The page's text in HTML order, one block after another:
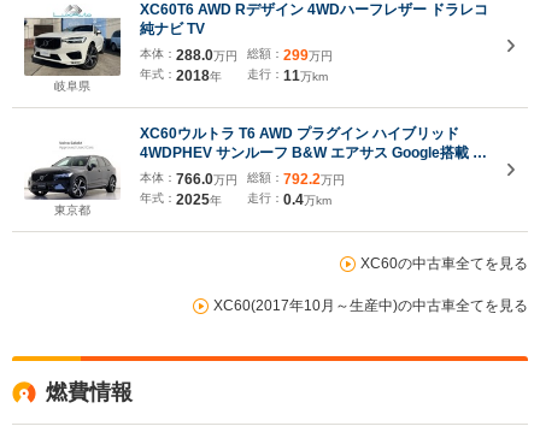
岐阜県
XC60T6 AWD Rデザイン 4WDハーフレザー ドラレコ
純ナビ TV
本体： 288.0万円
年式： 2018年
総額： 299万円
走行： 11万km
東京都
XC60ウルトラ T6 AWD プラグイン ハイブリッド
4WDPHEV サンルーフ B&W エアサス Google搭載 ド
ラレコ 濃茶革 リニアライムウッドパネル クリスタル
シフトノブ リラクゼーション機能 ベンチレーション
機能 21インチAW パワーテールゲート リアカメラ
&360°カメラ
本体： 766.0万円
年式： 2025年
総額： 792.2万円
走行： 0.4万km
XC60の中古車全てを見る
XC60(2017年10月～生産中)の中古車全てを見る
燃費情報